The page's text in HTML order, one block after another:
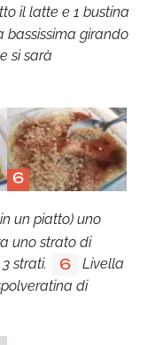
il latte e 1 bustina
bassissima girando
si sarà
6
un piatto) uno
uno strato di
strati. 6
Livella
di